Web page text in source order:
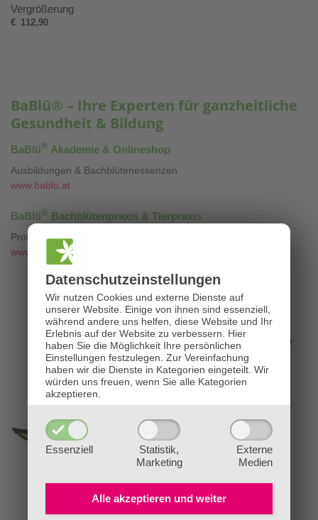
Datenschutz­einstellungen
Wir nutzen Cookies und externe Dienste auf
unserer Website. Einige von ihnen sind essenziell,
während andere uns helfen, diese Website und Ihr
Erlebnis auf der Website zu verbessern. Hier
haben Sie die Möglichkeit Ihre persönlichen
Einstellungen festzulegen. Zur Vereinfachung
haben wir die Dienste in Kategorien eingeteilt. Wir
würden uns freuen, wenn Sie alle Kategorien
akzeptieren.
Essenziell
Statistik,
Marketing
Externe
Medien
Alle akzeptieren und weiter
Vergrößerung
€ 112,90
BaBlü® – Ihre Experten für ganzheitliche
Gesundheit & Bildung
BaBlü® Akademie & Onlineshop
Ausbildungen & Bachblütenessenzen
www.bablü.at
BaBlü® Bachblütenpraxis & Tierpraxis
Professionelle Bachblütenberatung mit
www.die-bachblütenpraxis.at